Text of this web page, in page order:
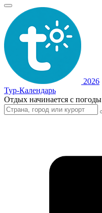
2026
Тур-Календарь
Отдых начинается с погоды